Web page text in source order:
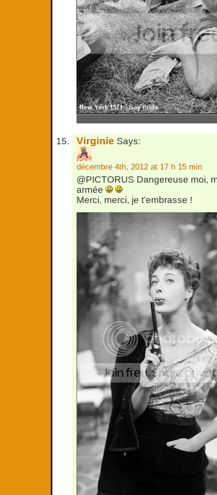
Virginie Says:
décembre 4th, 2012 at 17 h 15 min
@PICTORUS Dangereuse moi,
armée
Merci, merci, je t’embrasse !